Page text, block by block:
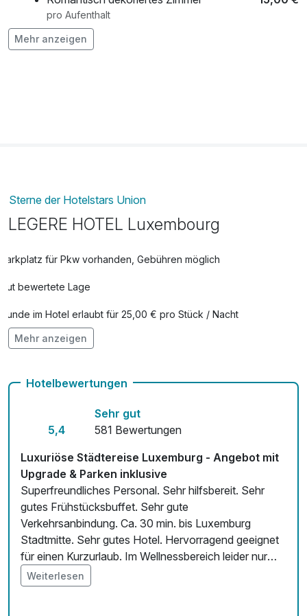
pro Aufenthalt
Mehr anzeigen
Sterne der Hotelstars Union
LEGERE HOTEL Luxembourg
Parkplatz für Pkw vorhanden, Gebühren möglich
Gut bewertete Lage
Hunde im Hotel erlaubt für 25,00 € pro Stück / Nacht
Auch vegetarische Speisen
Zimmerservice verfügbar
Mit Hotelbar
Mehr anzeigen
Hotelbewertungen
5,4
Sehr gut
581 Bewertungen
Luxuriöse Städtereise Luxemburg - Angebot mit
Upgrade & Parken inklusive
Superfreundliches Personal. Sehr hilfsbereit. Sehr
gutes Frühstücksbuffet. Sehr gute
Verkehrsanbindung. Ca. 30 min. bis Luxemburg
Stadtmitte. Sehr gutes Hotel. Hervorragend geeignet
für einen Kurzurlaub. Im Wellnessbereich leider nur
zwei Liegen, ansonsten sehr sauberer Saunabereich.
Weiterlesen